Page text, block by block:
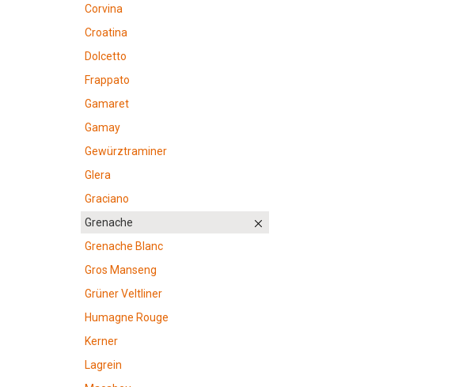
Corvina
Croatina
Dolcetto
Frappato
Gamaret
Gamay
Gewürztraminer
Glera
Graciano
Grenache
Grenache Blanc
Gros Manseng
Grüner Veltliner
Humagne Rouge
Kerner
Lagrein